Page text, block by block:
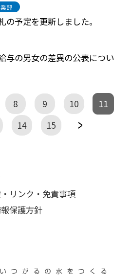
部
の予定を更新しました。
の男女の差異の公表につい
8 9 10
11
14 15
リンク・免責事項
保護方針